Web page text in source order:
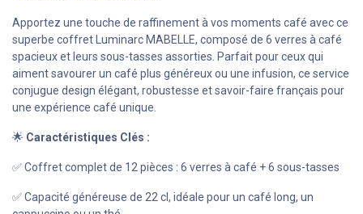
Apportez une touche de raffinement à vos moments café avec ce
superbe coffret Luminarc MABELLE, composé de 6 verres à café
spacieux et leurs sous-tasses assorties. Parfait pour ceux qui
aiment savourer un café plus généreux ou une infusion, ce service
conjugue design élégant, robustesse et savoir-faire français pour
une expérience café unique.
🌟 Caractéristiques Clés :
✅ Coffret complet de 12 pièces : 6 verres à café + 6 sous-tasses
✅ Capacité généreuse de 22 cl, idéale pour un café long, un